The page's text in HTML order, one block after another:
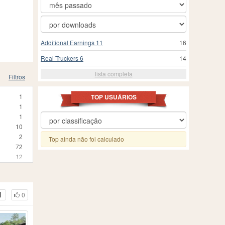
Filtros
1
1
1
10
2
72
12
3
1
210
0
16
Additional Earnings 11
14
Real Truckers 6
lista completa
TOP USUÁRIOS
Top ainda não foi calculado